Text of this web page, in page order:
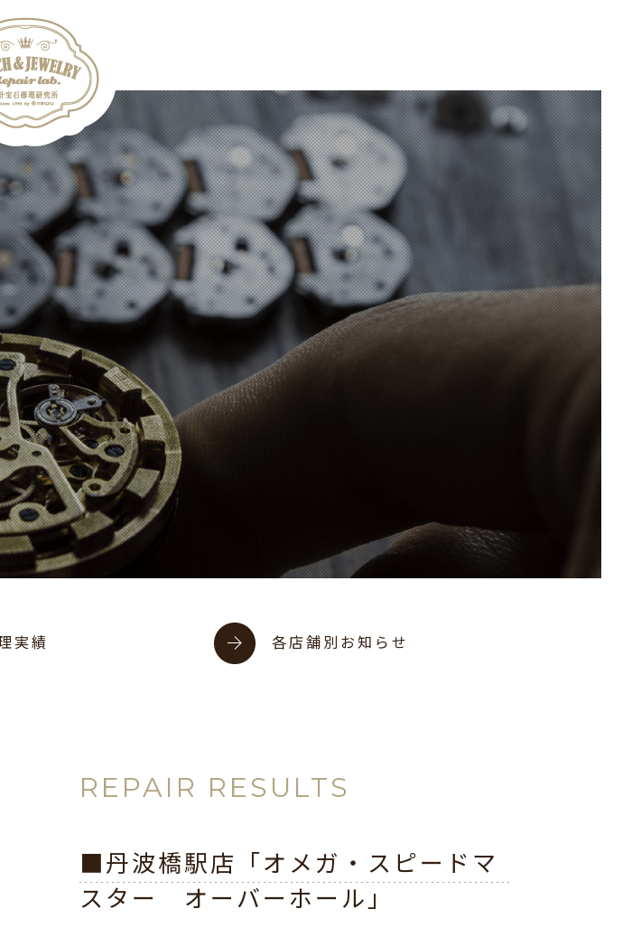
実績 各店舗別お知らせ
REPAIR RESULTS
■丹波橋駅店「オメガ・スピードマ
スター オーバーホール」